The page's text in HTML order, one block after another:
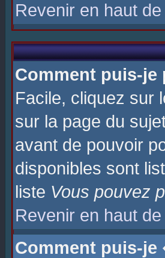
Revenir en haut
Comment puis-
Facile, cliquez sur
sur la page du
avant de pouvoir
disponibles sont
liste Vous pouvez
Revenir en haut
Comment puis-